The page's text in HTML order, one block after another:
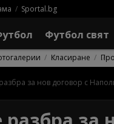
Sportal.bg
Футбол свят
Класиране
за нов договор с